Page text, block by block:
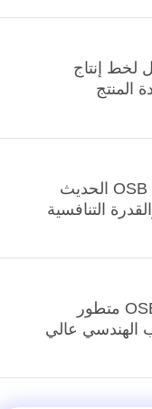
لخط إنتاج
كيف يحسن خط إنتاج OSB الحديث
التنافسية
لماذا يعتبر خط إنتاج OSB متطور
الهندسي عالي